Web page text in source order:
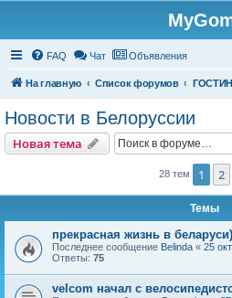
FAQ Чат Объявления
На главную Список форумов
Новости в Белоруссии
Новая тема
Новаятема
28 тем 1 2
Темы
прекрасная жизнь в
Последнее сообщение Belinda « 25
Ответы: 75
velcom начал с